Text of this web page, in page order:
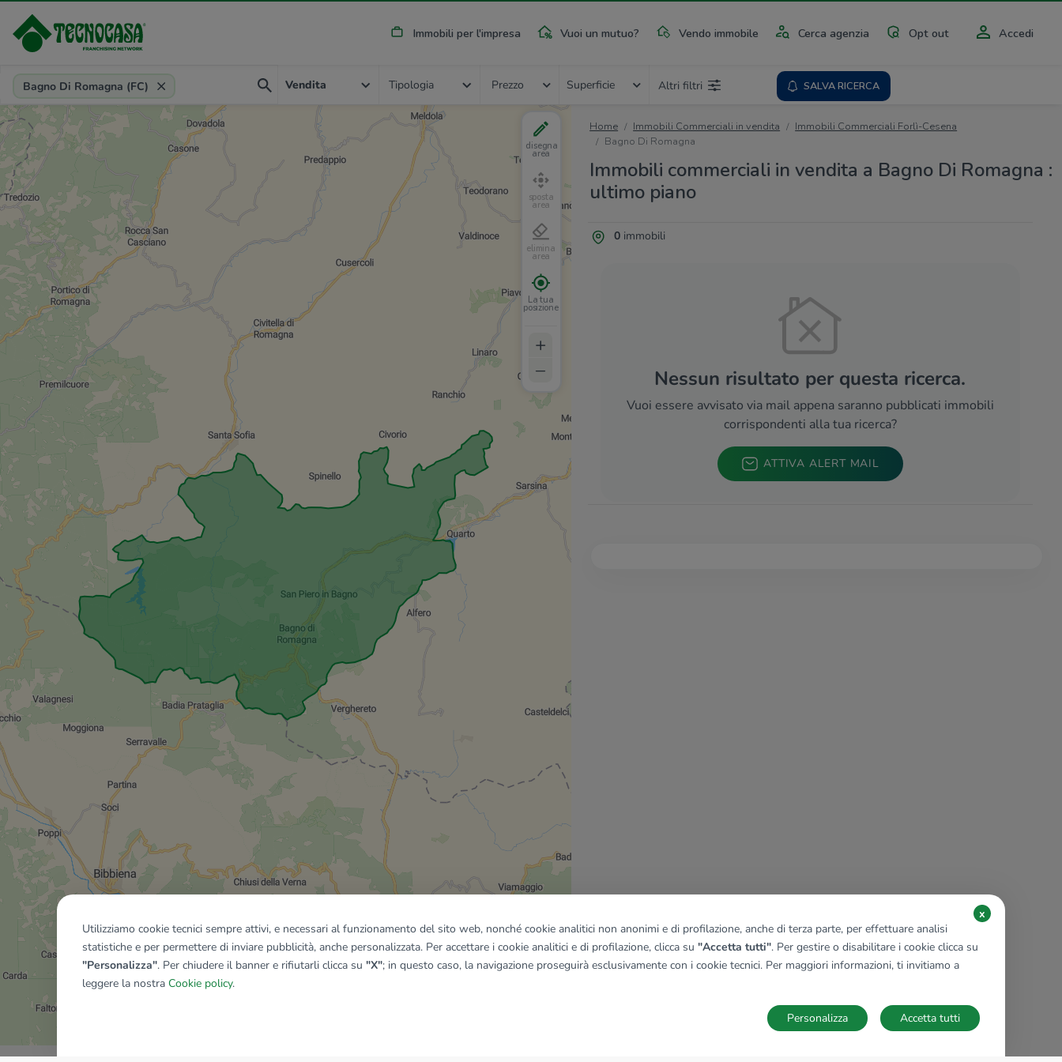
Immobili per l'impresa Vuoi un mutuo? Vendo immobile Cerca agenzia Opt out Accedi
Provincia, comune, zona, riferimento
Bagno Di Romagna (FC) Vendita Tipologia Prezzo Superficie Altri filtri SALVA RICERCA
Home Immobili Commerciali in vendita
Immobili Commerciali Forlì-Cesena
Bagno Di Romagna
Immobili commerciali in vendita a Bagno Di Romagna :
ultimo piano
0immobili
Nessun risultato per questa ricerca.
Vuoi essere avvisato via mail appena saranno pubblicati immobili
corrispondenti alla tua ricerca?
ATTIVA ALERT MAIL
disegna
area
sposta
area
elimina
area
La tua
posizione
+
–
Mostra tutti gli immobili del riquadro
Utilizziamo cookie tecnici sempre attivi, e necessari al funzionamento del sito web, nonché cookie analitici non anonimi e di profilazione, anche di terza parte, per effettuare analisi
statistiche e per permettere di inviare pubblicità, anche personalizzata. Per accettare i cookie analitici e di profilazione, clicca su "Accetta tutti". Per gestire o disabilitare i cookie clicca su
"Personalizza". Per chiudere il banner e rifiutarli clicca su "X"; in questo caso, la navigazione proseguirà esclusivamente con i cookie tecnici. Per maggiori informazioni, ti invitiamo a
leggere la nostra Cookie policy.
x
Accetta tutti
Personalizza